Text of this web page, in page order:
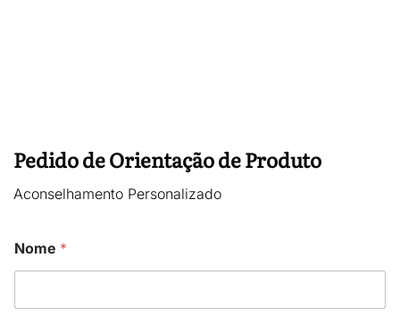
Pedido de Orientação de Produto
Aconselhamento Personalizado
Nome *